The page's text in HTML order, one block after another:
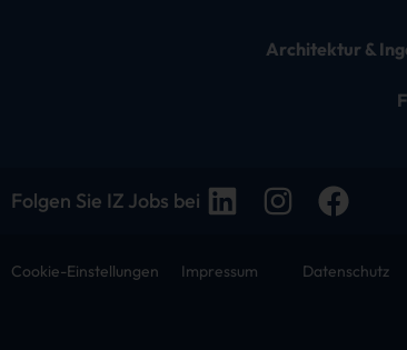
Architektur &
Folgen Sie IZ Jobs bei
Cookie-Einstellungen Impressum Datenschutz